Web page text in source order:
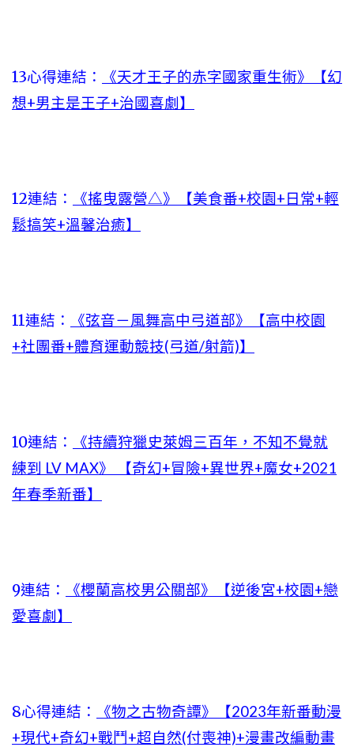
13心得連結：
《天才王子的赤字國家重生術》【幻
想+男主是王子+治國喜劇】
12連結：
《搖曳露營△》【美食番+校園+日常+輕
鬆搞笑+溫馨治癒】
11連結：
《弦音－風舞高中弓道部》【高中校園
+社團番+體育運動競技(弓道/射箭)】
10連結：
《持續狩獵史萊姆三百年，不知不覺就
練到 LV MAX》 【奇幻+冒險+異世界+魔女+2021
年春季新番】
9連結：
《櫻蘭高校男公關部》【逆後宮+校園+戀
愛喜劇】
8心得連結：
《物之古物奇譚》【2023年新番動漫
+現代+奇幻+戰鬥+超自然(付喪神)+漫畫改編動畫